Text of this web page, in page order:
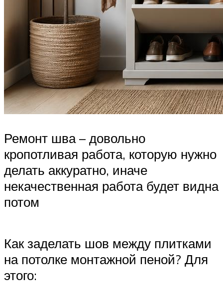
Ремонт шва – довольно
кропотливая работа, которую нужно
делать аккуратно, иначе
некачественная работа будет видна
потом
Как заделать шов между плитками
на потолке монтажной пеной? Для
этого: